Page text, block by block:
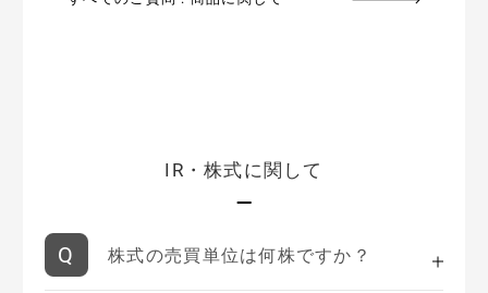
IR・株式に関して
株式の売買単位は何株ですか？